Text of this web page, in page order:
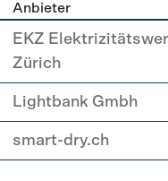
Anbieter
EKZ
Zürich
Lightbank Gmbh
smart-dry.ch